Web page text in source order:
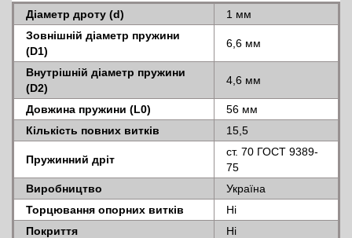
Діаметр дроту (d)
1 мм
Зовнішній діаметр пружини
(D1)
6,6 мм
Внутрішній діаметр пружини
(D2)
4,6 мм
Довжина пружини (L0)
56 мм
Кількість повних витків
15,5
Пружинний дріт
ст. 70 ГОСТ 9389-
75
Виробництво
Україна
Торцювання опорних витків
Ні
Покриття
Ні